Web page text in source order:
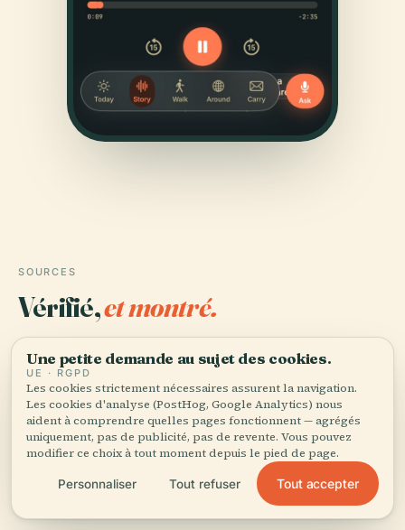
SOURCES
Vérifié,et montré.
Recherché et rédigé par l'équipe éditoriale d'Audiala à
partir d'archives historiques, d'archives architecturales
et de connaissances locales.
Dernière révision : August 2025
Visiting Plac Unii in Warsaw: History, Hours, Tickets,
and Nearby Attractions, 2024, WhiteMad
Une petite demande au sujet des cookies.
UE · RGPD
Les cookies strictement nécessaires assurent la navigation.
Les cookies d'analyse (PostHog, Google Analytics) nous
aident à comprendre quelles pages fonctionnent — agrégés
uniquement, pas de publicité, pas de revente. Vous pouvez
modifier ce choix à tout moment depuis le pied de page.
Personnaliser Tout refuser Tout accepter